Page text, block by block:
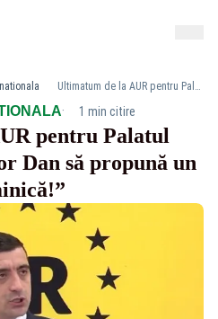
Ultimatum de la AUR pentru Palatul Cotroceni: „Nicușor Dan să propună un premier până duminică!”
· 1 min citire
pentru Palatul
Dan să propună un